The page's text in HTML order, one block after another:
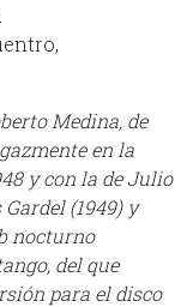
Medina, de
en la
y con la de Julio
(1949) y
nocturno
del que
para el disco